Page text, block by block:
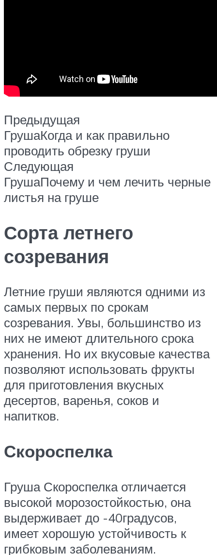
Предыдущая
ГрушаКогда и как правильно
проводить обрезку груши
Следующая
ГрушаПочему и чем лечить черные
листья на груше
Сорта летнего
созревания
Летние груши являются одними из
самых первых по срокам
созревания. Увы, большинство из
них не имеют длительного срока
хранения. Но их вкусовые качества
позволяют использовать фрукты
для приготовления вкусных
десертов, варенья, соков и
напитков.
Скороспелка
Груша Скороспелка отличается
высокой морозостойкостью, она
выдерживает до -40градусов,
имеет хорошую устойчивость к
грибковым заболеваниям.